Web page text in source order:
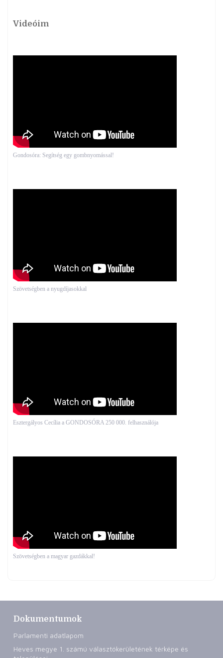
Videóim
Gondosóra: Segítség egy gombnyomással!
Szövetségben a nyugdíjasokkal
Esztergályos Cecília a GONDOSÓRA 250 000. felhasználója
Szövetségben a magyar gazdákkal!
Dokumentumok
Parlamenti adatlapom
Heves megye 1. számú választókerületének térképe és